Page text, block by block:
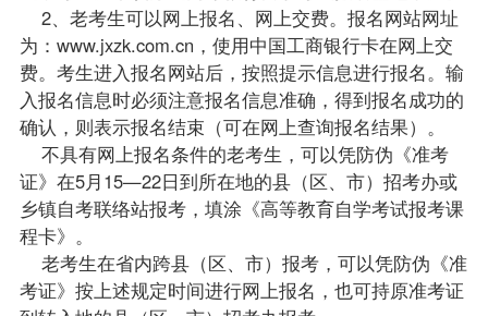
2、老考生可以网上报名、网上交费。报名网站网址
为： www.jxzk.com.cn ，使用中国工商银行卡在网上交
费。考生进入报名网站后，按照提示信息进行报名。输
入报名信息时必须注意报名信息准确，得到报名成功的
确认，则表示报名结束（可在网上查询报名结果）。
不具有网上报名条件的老考生，可以凭防伪《准考
证》在5月15—22日到所在地的县（区、市）招考办或
乡镇自考联络站报考，填涂《高等教育自学考试报考课
程卡》。
老考生在省内跨县（区、市）报考，可以凭防伪《准
考证》按上述规定时间进行网上报名，也可持原准考证